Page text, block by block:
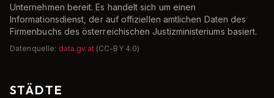
Unternehmen bereit. Es handelt sich um einen
Informationsdienst, der auf offiziellen amtlichen Daten des
Firmenbuchs des österreichischen Justizministeriums basiert.
Datenquelle: data.gv.at (CC-BY 4.0)
STÄDTE